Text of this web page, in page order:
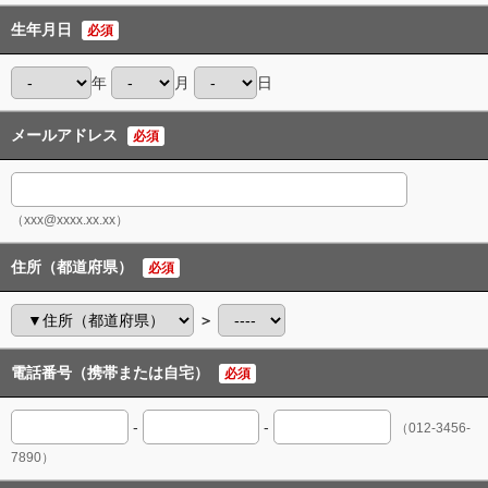
生年月日 必須
年 月 日
メールアドレス 必須
（xxx@xxxx.xx.xx）
住所（都道府県） 必須
＞
電話番号（携帯または自宅） 必須
- -
（012-3456-
7890）